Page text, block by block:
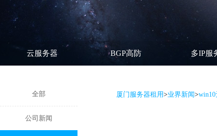
云服务器 BGP高防 多IP服
全部
公司新闻
厦门服务器租用>业界新闻>